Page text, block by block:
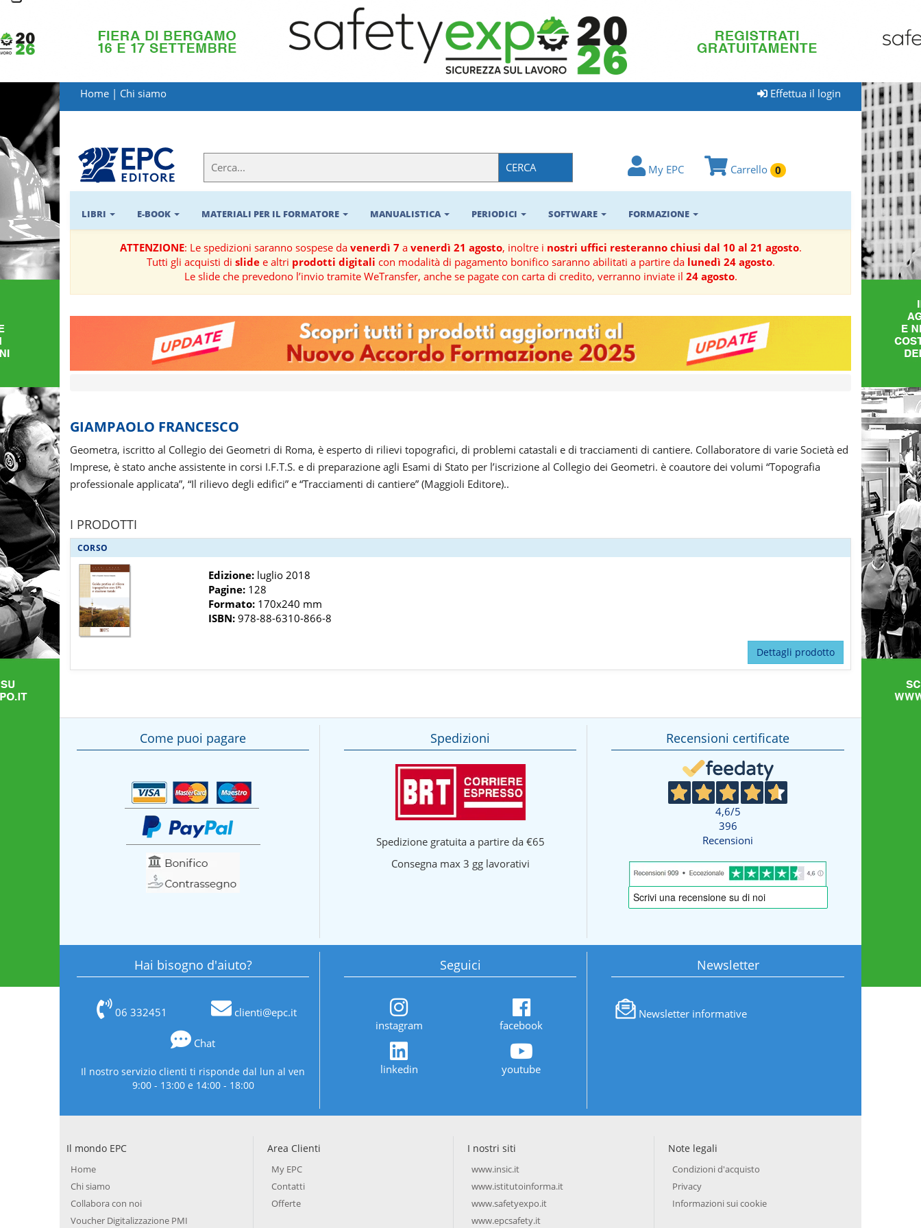
LIBRI
MATERIALI
PER
IL
FORMATORE
E-
BOOK
RIVISTE
MANUALISTICA
TEMATICHE
Home | Chi siamo Effettua il login
CERCA My EPC Carrello 0
LIBRI E-BOOK MATERIALI PER IL FORMATORE MANUALISTICA PERIODICI SOFTWARE FORMAZIONE
ATTENZIONE: Le spedizioni saranno sospese da venerdì 7a venerdì 21 agosto, inoltre i nostri uffici resteranno chiusi dal 10 al 21 agosto.
Tutti gli acquisti di slidee altri prodotti digitali con modalità di pagamento bonifico saranno abilitati a partire da lunedì 24 agosto.
Le slide che prevedono l’invio tramite WeTransfer, anche se pagate con carta di credito, verranno inviate il 24 agosto.
GIAMPAOLO FRANCESCO
Geometra, iscritto al Collegio dei Geometri di Roma, è esperto di rilievi topografici, di problemi catastali e di tracciamenti di cantiere. Collaboratore di varie Società ed
Imprese, è stato anche assistente in corsi I.F.T.S. e di preparazione agli Esami di Stato per l’iscrizione al Collegio dei Geometri. è coautore dei volumi “Topografia
professionale applicata”, “Il rilievo degli edifici” e “Tracciamenti di cantiere” (Maggioli Editore)..
I PRODOTTI
CORSO
Edizione: luglio 2018
Pagine: 128
Formato: 170x240 mm
ISBN: 978-88-6310-866-8
Dettagli prodotto
Come puoi pagare Spedizioni
Spedizione gratuita a partire da €65
Consegna max 3 gg lavorativi
Recensioni certificate
4,6/5
396
Recensioni
Hai bisogno d'aiuto?
06 332451 clienti@epc.it
Chat
Il nostro servizio clienti ti risponde dal lun al ven
9:00 - 13:00 e 14:00 - 18:00
Seguici
instagram facebook
linkedin youtube
Newsletter
Newsletter informative
Il mondo EPC
Home
Chi siamo
Collabora con noi
Voucher Digitalizzazione PMI
Area Clienti
My EPC
Contatti
Offerte
I nostri siti
www.insic.it
www.istitutoinforma.it
www.safetyexpo.it
www.epcsafety.it
Note legali
Condizioni d'acquisto
Privacy
Informazioni sui cookie